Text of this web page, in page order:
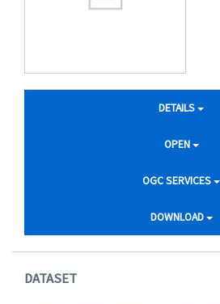
DETAILS
OPEN
OGC SERVICES
DOWNLOAD
DATASET